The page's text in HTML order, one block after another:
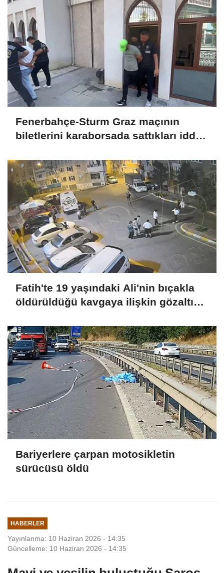
Fenerbahçe-Sturm Graz maçının
biletlerini karaborsada sattıkları iddia
Fatih'te 19 yaşındaki Ali'nin bıçakla
öldürüldüğü kavgaya ilişkin gözaltı
Bariyerlere çarpan motosikletin
sürücüsü öldü
HABERLER
Yayınlanma: 10 Haziran 2026 - 14:35
Güncelleme: 10 Haziran 2026 - 14:35